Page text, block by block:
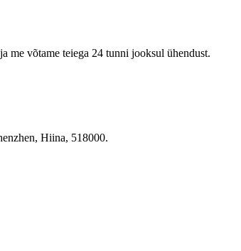
me võtame teiega 24 tunni jooksul ühendust.
Hiina, 518000.